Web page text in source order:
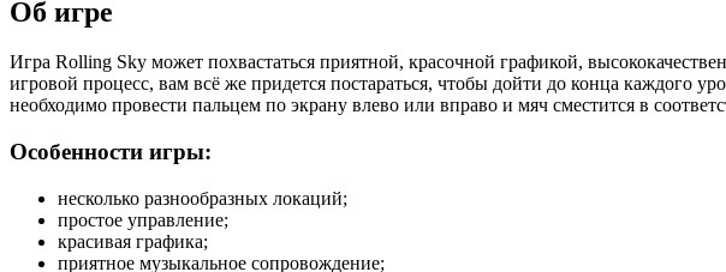
Об игре
Игра Rolling Sky может похвастаться приятной, красочной графикой,
игровой процесс, вам всё же придется постараться, чтобы дойти до конца каждого
необходимо провести пальцем по экрану влево или вправо и мяч сместится в
Особенности игры:
несколько разнообразных локаций;
простое управление;
красивая графика;
приятное музыкальное сопровождение;